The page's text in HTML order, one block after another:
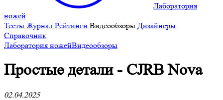
Лаборатория
ножей
Тесты Журнал Рейтинги Видеообзоры Дизайнеры
Справочник
Лаборатория ножейВидеообзоры
Простые детали - CJRB Nova
02.04.2025